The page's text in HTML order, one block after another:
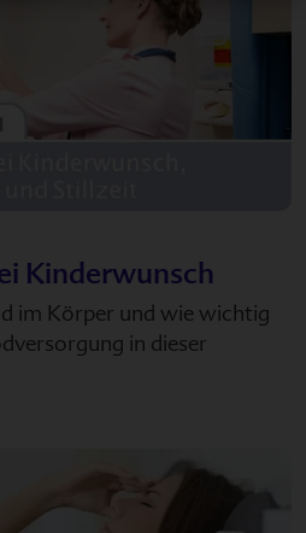
Kinderwunsch
im Körper und wie wichtig
in dieser